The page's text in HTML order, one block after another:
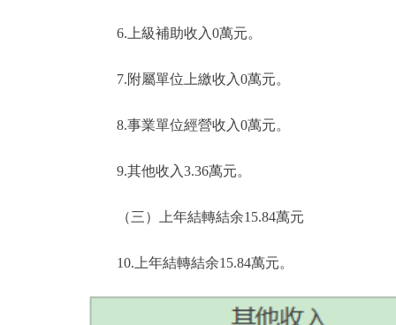
6.上級補助收入0萬元。
7.附屬單位上繳收入0萬元。
8.事業單位經營收入0萬元。
9.其他收入3.36萬元。
（三）上年結轉結余15.84萬元
10.上年結轉結余15.84萬元。